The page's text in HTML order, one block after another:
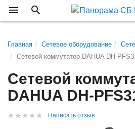
Главная Сетевое оборудование
Сетевой коммутатор DAHUA DH-
Сетевой
DAHUA DH-
Написать отзыв